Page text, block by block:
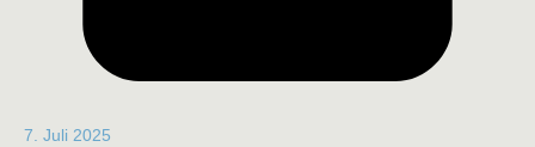
7. Juli 2025